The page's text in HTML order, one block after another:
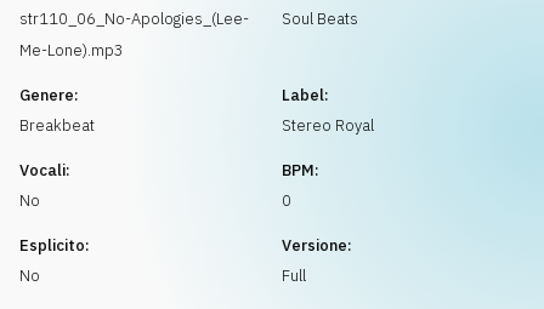
Licenze
Info
str110_06_No-Apologies_(Lee-
Me-Lone).mp3
Soul Beats
Genere:
Breakbeat
Label:
Stereo Royal
Vocali:
No
BPM:
0
Esplicito:
No
Versione:
Full